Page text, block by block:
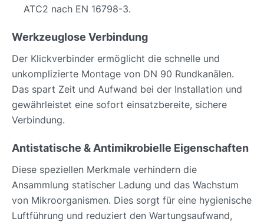
ATC2 nach EN 16798-3.
Werkzeuglose Verbindung
Der Klickverbinder ermöglicht die schnelle und
unkomplizierte Montage von DN 90 Rundkanälen.
Das spart Zeit und Aufwand bei der Installation und
gewährleistet eine sofort einsatzbereite, sichere
Verbindung.
Antistatische & Antimikrobielle Eigenschaften
Diese speziellen Merkmale verhindern die
Ansammlung statischer Ladung und das Wachstum
von Mikroorganismen. Dies sorgt für eine hygienische
Luftführung und reduziert den Wartungsaufwand,